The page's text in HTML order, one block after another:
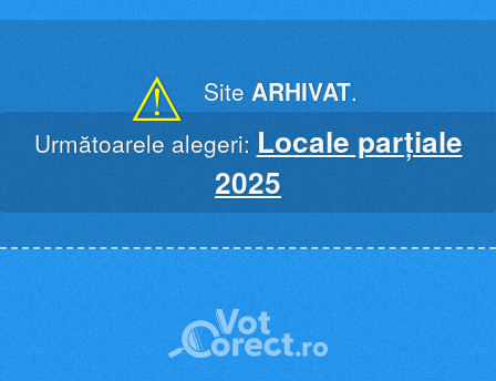
⚠ Site ARHIVAT.
Următoarele alegeri: Locale parțiale
2025